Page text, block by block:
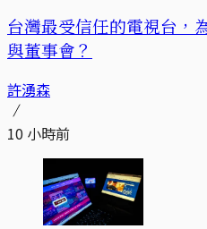
台灣最受信任的電視台，
與董事會？
許湧森
10 小時前